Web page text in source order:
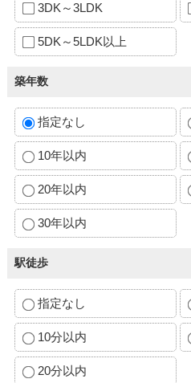
3DK～3LDK
5DK～5LDK以上
築年数
指定なし
10年以内
20年以内
30年以内
駅徒歩
指定なし
10分以内
20分以内